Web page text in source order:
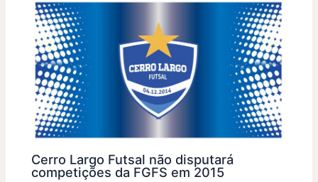
Cerro Largo Futsal não disputará
competições da FGFS em 2015